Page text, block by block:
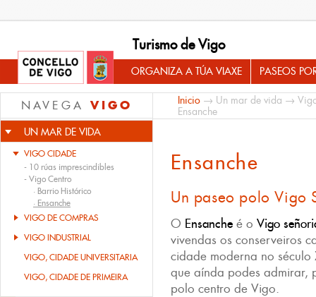
Turismo de Vigo
ORGANIZA A TÚA VIAXE PASEOS
NAVEGA VIGO
UN MAR DE VIDA
VIGO CIDADE
- 10 rúas imprescindibles
- Vigo Centro
· Barrio Histórico
· Ensanche
VIGO DE COMPRAS
VIGO INDUSTRIAL
VIGO, CIDADE UNIVERSITARIA
VIGO, CIDADE DE PRIMEIRA
Inicio → Un mar de vida →
Ensanche
Ensanche
Un paseo polo Vigo
O Ensanche é o Vigo
vivendas os conserveiros
cidade moderna no século
que aínda podes admirar,
polo centro de Vigo.